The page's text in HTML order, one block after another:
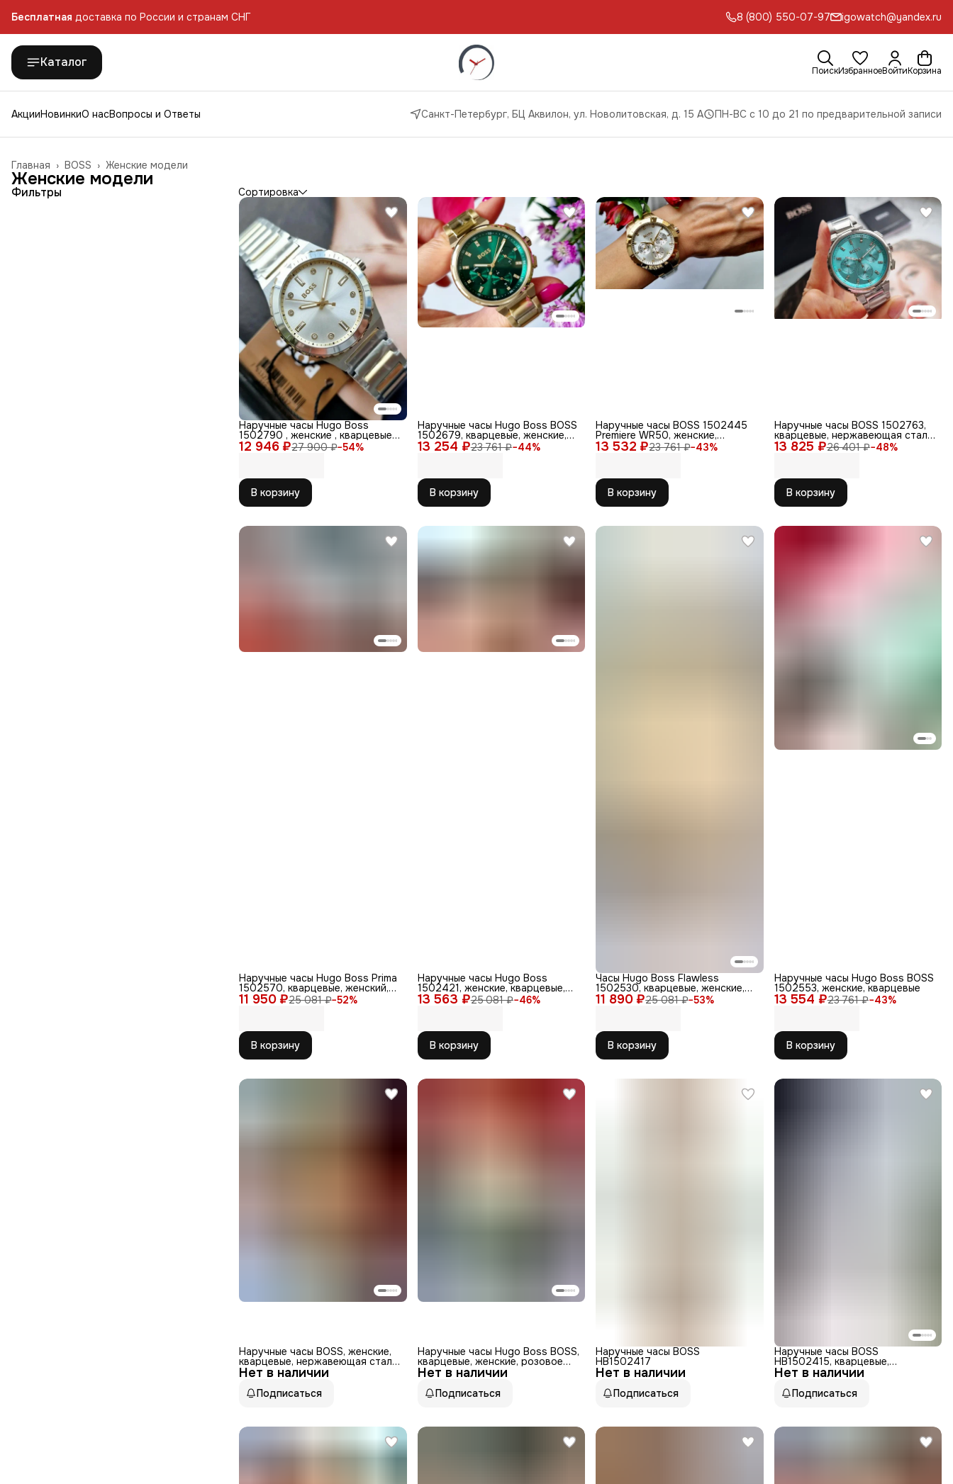
Бесплатная доставка по России и странам СНГ
Бесплатная доставка по России и странам СНГ
8 (800) 550-07-97 igowatch@yandex.ru
Каталог
ПоискИзбранноеВойтиКорзина
АкцииНовинкиО насВопросы и Ответы Санкт-Петербург, БЦ Аквилон, ул. Новолитовская, д. 15 А ПН-ВС с 10 до 21 по предварительной записи
Женские модели
BOSS ›
Главная ›
Женские модели
Фильтры Сортировка
12 946 ₽27 900 ₽−54%
Наручные часы Hugo Boss
1502790 , женские , кварцевые
,из коллекции Candor
В корзину
13 254 ₽23 761 ₽−44%
Наручные часы Hugo Boss BOSS
1502679, кварцевые, женские,
нержавеющая сталь,
В корзину
13 532 ₽23 761 ₽−43%
Наручные часы BOSS 1502445
Premiere WR50, женские,
кварцевые, с кристаллами
В корзину
13 825 ₽26 401 ₽−48%
Наручные часы BOSS 1502763,
кварцевые, нержавеющая сталь,
бесшумный механизм
В корзину
11 950 ₽25 081 ₽−52%
Наручные часы Hugo Boss Prima
1502570, кварцевые, женский,
WR30
В корзину
13 563 ₽25 081 ₽−46%
Наручные часы Hugo Boss
1502421, женские, кварцевые,
бесшумный механизм,
серебристый
В корзину
11 890 ₽25 081 ₽−53%
Часы Hugo Boss Flawless
1502530, кварцевые, женские,
нержавеющая сталь, WR30
В корзину
13 554 ₽23 761 ₽−43%
Наручные часы Hugo Boss BOSS
1502553, женские, кварцевые
В корзину
Нет в наличии
Наручные часы BOSS, женские,
кварцевые, нержавеющая сталь,
золотистый цвет
Подписаться
Нет в наличии
Наручные часы Hugo Boss BOSS,
кварцевые, женские, розовое
золото
Подписаться
Нет в наличии
Наручные часы BOSS
HB1502417
Подписаться
Нет в наличии
Наручные часы BOSS
HB1502415, кварцевые,
аналоговый циферблат, IP
Подписаться